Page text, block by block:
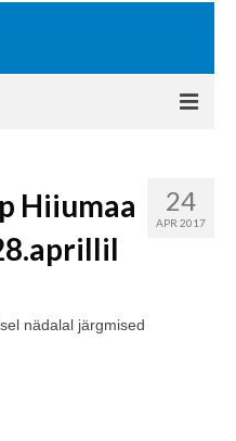
24
APR 2017
Hiiumaa
nädalal järgmised